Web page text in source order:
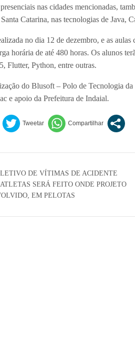
nas cidades mencionadas,
Catarina, nas tecnologias de Java,
no dia 12 de dezembro, e as
horária de até 480 horas. Os alunos
Flutter, Python, entre outras.
do Blusoft – Polo de Tecnologia
e apoio da Prefeitura de Indaial.
DE VÍTIMAS DE ACIDENTE
SERÁ FEITO ONDE PROJETO
EM PELOTAS